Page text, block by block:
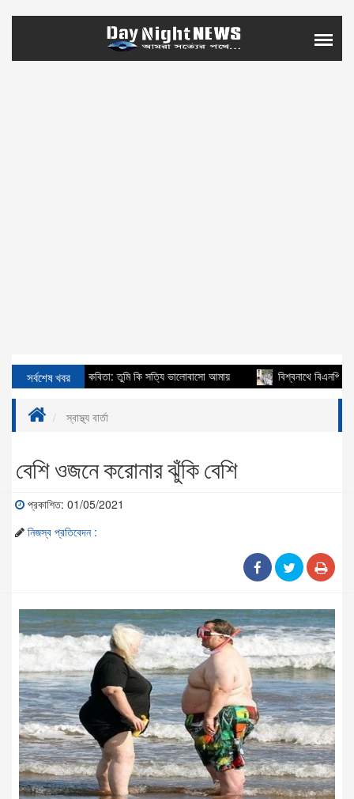
সর্বশেষ খবরকবিতা: তুমি কি সত্যি ভালোবাসো আমায় বিশ্বনাথে বিএনপি নেতা
স্বাস্থ্য বার্তা
বেশি ওজনে করোনার ঝুঁকি বেশি
প্রকাশিত: 01/05/2021
নিজস্ব প্রতিবেদন :